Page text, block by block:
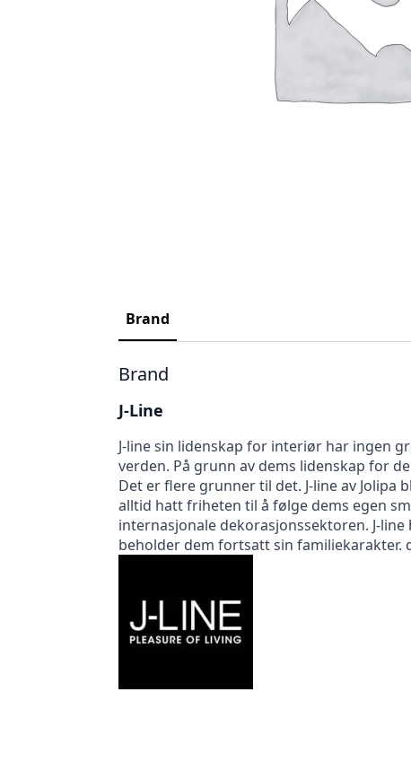
Brand
Brand
J-Line
J-line sin lidenskap for interiør har ingen
verden. På grunn av dems lidenskap for
Det er flere grunner til det. J-line av Jolipa
alltid hatt friheten til å følge dems egen
internasjonale dekorasjonssektoren. J-
beholder dem fortsatt sin